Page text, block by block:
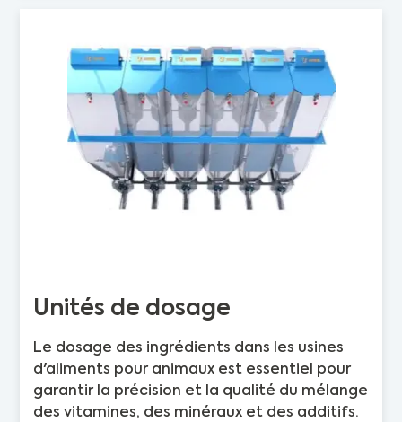
Unités de dosage
Le dosage des ingrédients dans les usines
d'aliments pour animaux est essentiel pour
garantir la précision et la qualité du mélange
des vitamines, des minéraux et des additifs.